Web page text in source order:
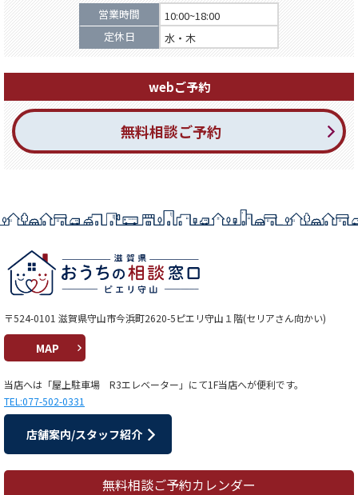
営業時間
10:00~18:00
定休日
水・木
webご予約
無料相談ご予約
〒524-0101 滋賀県守山市今浜町2620-5ピエリ守山１階(セリアさん向かい)
MAP
当店へは「屋上駐車場 R3エレベーター」にて1F当店へが便利です。
TEL:077-502-0331
店舗案内/スタッフ紹介
無料相談ご予約カレンダー